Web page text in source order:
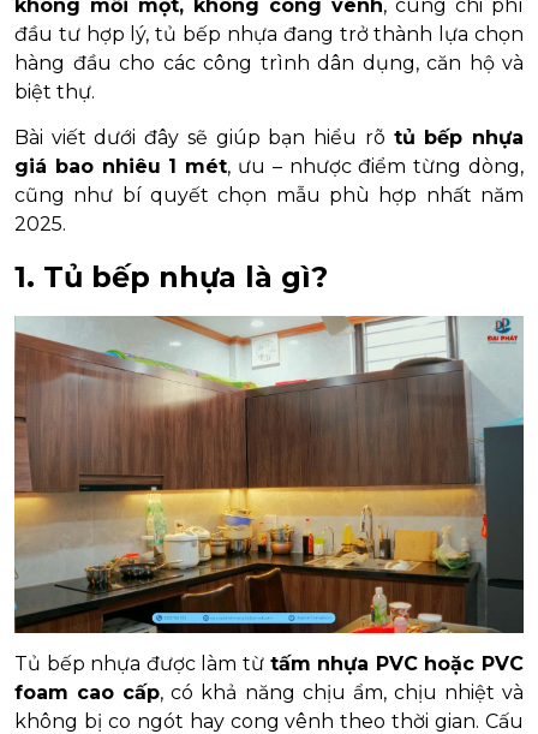
không mối mọt, không cong vênh, cùng chi phí
đầu tư hợp lý, tủ bếp nhựa đang trở thành lựa chọn
hàng đầu cho các công trình dân dụng, căn hộ và
biệt thự.
Bài viết dưới đây sẽ giúp bạn hiểu rõ tủ bếp nhựa
giá bao nhiêu 1 mét, ưu – nhược điểm từng dòng,
cũng như bí quyết chọn mẫu phù hợp nhất năm
2025.
1. Tủ bếp nhựa là gì?
Tủ bếp nhựa được làm từ tấm nhựa PVC hoặc PVC
foam cao cấp, có khả năng chịu ẩm, chịu nhiệt và
không bị co ngót hay cong vênh theo thời gian. Cấu